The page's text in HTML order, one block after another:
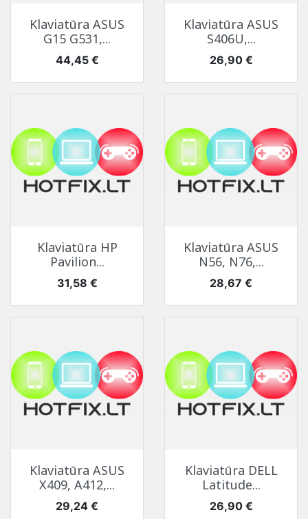
Klaviatūra ASUS
G15 G531,...
Kaina
44,45 €
Klaviatūra ASUS
S406U,...
Kaina
26,90 €
Klaviatūra HP
Pavilion...
Kaina
31,58 €
Klaviatūra ASUS
N56, N76,...
Kaina
28,67 €
Klaviatūra ASUS
X409, A412,...
Kaina
29,24 €
Klaviatūra DELL
Latitude...
Kaina
26,90 €